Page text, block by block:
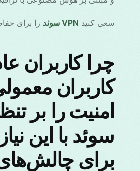
سعی کنید VPN سوئد را برای
کاربران
سوئد با این
برای چالش‌های